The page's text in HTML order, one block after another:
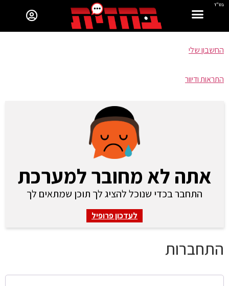
בס"ד
החשבון שלי
התראות ודיוור
אתה לא מחובר למערכת
התחבר בכדי שנוכל להציג לך תוכן שמתאים לך
לעדכון פרופיל
התחברות